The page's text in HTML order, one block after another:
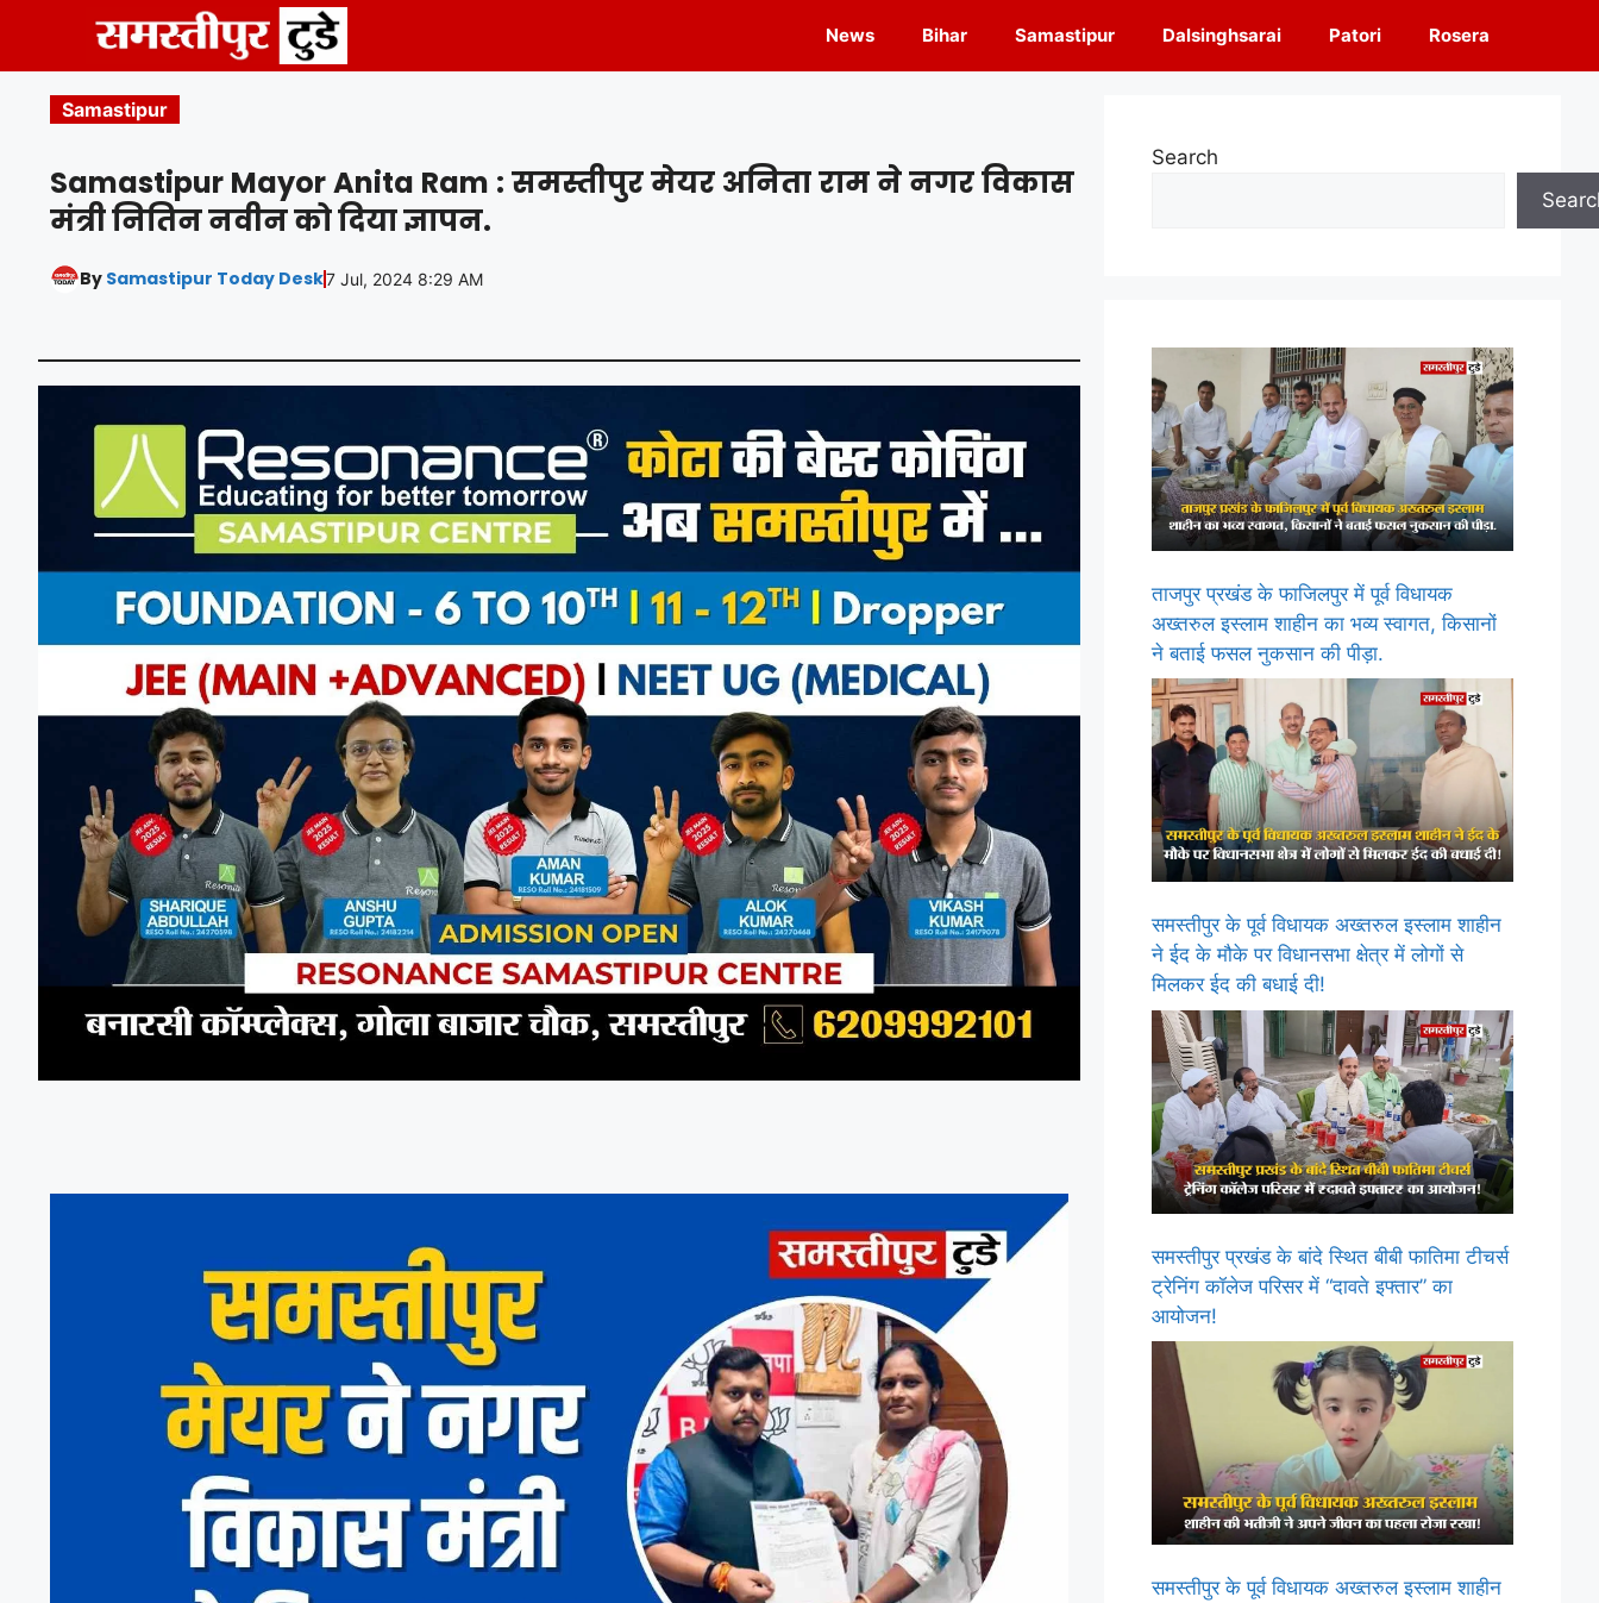
content
News Bihar Samastipur Dalsinghsarai Patori Rosera
Samastipur
Samastipur Mayor Anita Ram : समस्तीपुर मेयर अनिता राम ने नगर विकास
मंत्री नितिन नवीन को दिया ज्ञापन.
By Samastipur Today Desk7 Jul, 2024 8:29 AM
Search
ताजपुर प्रखंड के फाजिलपुर में पूर्व विधायक
अख्तरुल इस्लाम शाहीन का भव्य स्वागत, किसानों
ने बताई फसल नुकसान की पीड़ा.
समस्तीपुर के पूर्व विधायक अख्तरुल इस्लाम शाहीन
ने ईद के मौके पर विधानसभा क्षेत्र में लोगों से
मिलकर ईद की बधाई दी!
समस्तीपुर प्रखंड के बांदे स्थित बीबी फातिमा टीचर्स
ट्रेनिंग कॉलेज परिसर में “दावते इफ्तार” का
आयोजन!
समस्तीपुर के पूर्व विधायक अख्तरुल इस्लाम शाहीन